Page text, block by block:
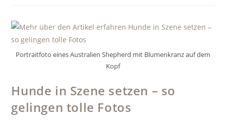
Portraitfoto eines Australien Shepherd mit Blumenkranz auf dem
Kopf
Hunde in Szene setzen – so
gelingen tolle Fotos